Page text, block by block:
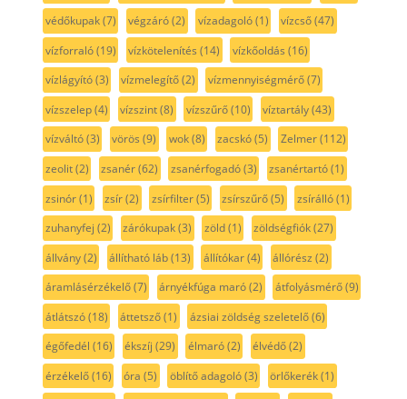
védőkupak(7) végzáró(2) vízadagoló(1) vízcső(47)
vízforraló(19) vízkötelenítés (14) vízkőoldás (16)
vízlágyító(3) vízmelegítő(2) vízmennyiségmérő(7)
vízszelep(4) vízszint(8) vízszűrő(10) víztartály(43)
vízváltó(3) vörös (9) wok(8) zacskó(5) Zelmer(112)
zeolit(2) zsanér(62) zsanérfogadó(3) zsanértartó(1)
zsinór(1) zsír(2) zsírfilter(5) zsírszűrő(5) zsírálló(1)
zuhanyfej (2) zárókupak(3) zöld(1) zöldségfiók(27)
állvány(2) állítható láb(13) állítókar(4) állórész (2)
áramlásérzékelő(7) árnyékfúga maró(2) átfolyásmérő(9)
átlátszó(18) áttetsző(1) ázsiai zöldség szeletelő(6)
égőfedél (16) ékszíj (29) élmaró(2) élvédő(2)
érzékelő(16) óra (5) öblítő adagoló(3) örlőkerék(1)